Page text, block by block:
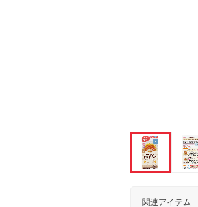
関連アイテム